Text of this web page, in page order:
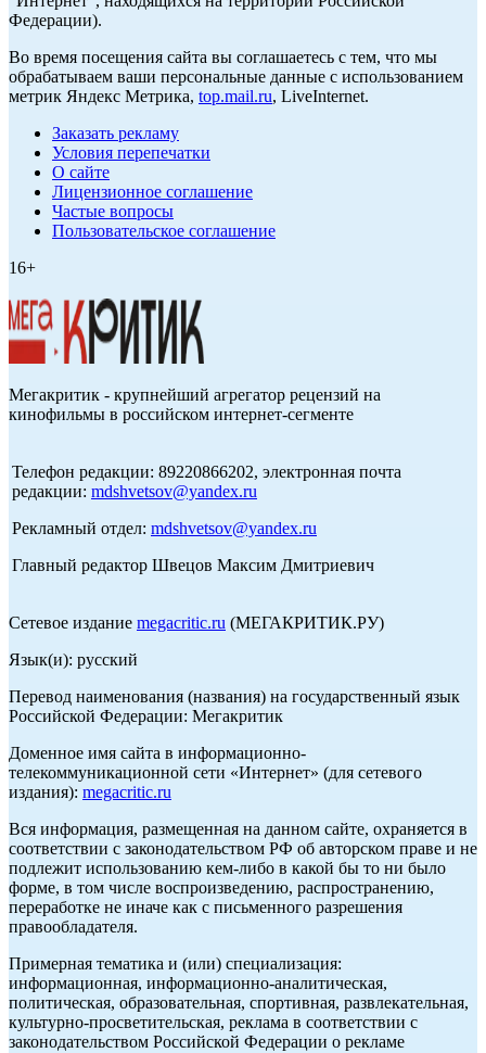
Федерации).
Во время посещения сайта вы соглашаетесь с тем, что мы
обрабатываем ваши персональные данные с использованием
метрик Яндекс Метрика, top.mail.ru, LiveInternet.
Заказать рекламу
Условия перепечатки
О сайте
Лицензионное соглашение
Частые вопросы
Пользовательское соглашение
16+
Мегакритик - крупнейший агрегатор рецензий на
кинофильмы в российском интернет-сегменте
Телефон редакции: 89220866202, электронная почта
редакции: mdshvetsov@yandex.ru
Рекламный отдел: mdshvetsov@yandex.ru
Главный редактор Швецов Максим Дмитриевич
Сетевое издание megacritic.ru (МЕГАКРИТИК.РУ)
Язык(и): русский
Перевод наименования (названия) на государственный язык
Российской Федерации: Мегакритик
Доменное имя сайта в информационно-
телекоммуникационной сети «Интернет» (для сетевого
издания): megacritic.ru
Вся информация, размещенная на данном сайте, охраняется в
соответствии с законодательством РФ об авторском праве и не
подлежит использованию кем-либо в какой бы то ни было
форме, в том числе воспроизведению, распространению,
переработке не иначе как с письменного разрешения
правообладателя.
Примерная тематика и (или) специализация:
информационная, информационно-аналитическая,
политическая, образовательная, спортивная, развлекательная,
культурно-просветительская, реклама в соответствии с
законодательством Российской Федерации о рекламе